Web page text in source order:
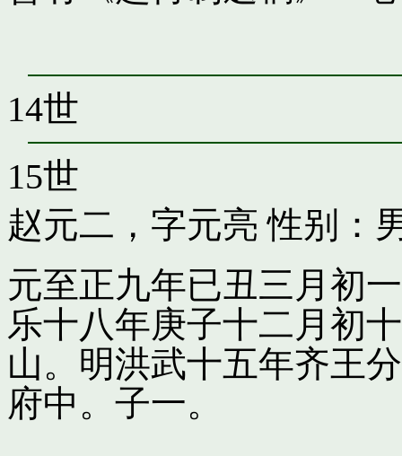
14世
15世
赵元二，字元亮 性别：
元至正九年已丑三月初
乐十八年庚子十二月初
山。明洪武十五年齐王
府中。子一。